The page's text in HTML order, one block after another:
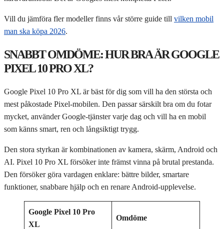
Vill du jämföra fler modeller finns vår större guide till vilken mobil
man ska köpa 2026.
SNABBT OMDÖME: HUR BRA ÄR GOOGLE
PIXEL 10 PRO XL?
Google Pixel 10 Pro XL är bäst för dig som vill ha den största och
mest påkostade Pixel-mobilen. Den passar särskilt bra om du fotar
mycket, använder Google-tjänster varje dag och vill ha en mobil
som känns smart, ren och långsiktigt trygg.
Den stora styrkan är kombinationen av kamera, skärm, Android och
AI. Pixel 10 Pro XL försöker inte främst vinna på brutal prestanda.
Den försöker göra vardagen enklare: bättre bilder, smartare
funktioner, snabbare hjälp och en renare Android-upplevelse.
Google Pixel 10 Pro
XL
Omdöme